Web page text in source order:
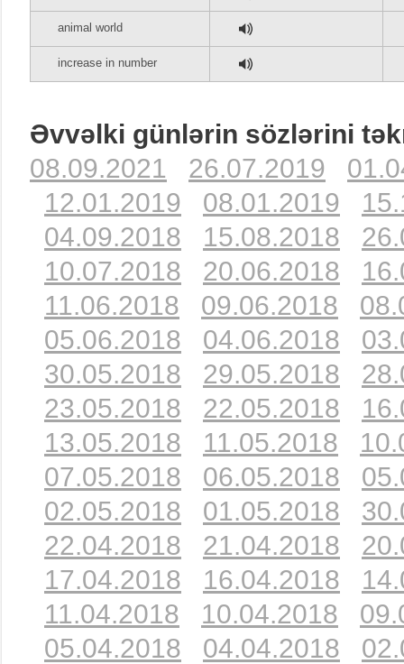
animal world
increase in number
Əvvəlki günlərin sözlərini
08.09.2021
26.07.2019
12.01.2019
08.01.2019
04.09.2018
15.08.2018
10.07.2018
20.06.2018
11.06.2018
09.06.2018
05.06.2018
04.06.2018
30.05.2018
29.05.2018
23.05.2018
22.05.2018
13.05.2018
11.05.2018
07.05.2018
06.05.2018
02.05.2018
01.05.2018
22.04.2018
21.04.2018
17.04.2018
16.04.2018
11.04.2018
10.04.2018
05.04.2018
04.04.2018